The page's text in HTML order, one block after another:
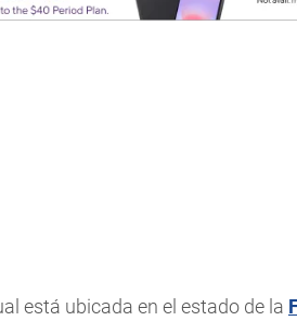
está ubicada en el estado de la